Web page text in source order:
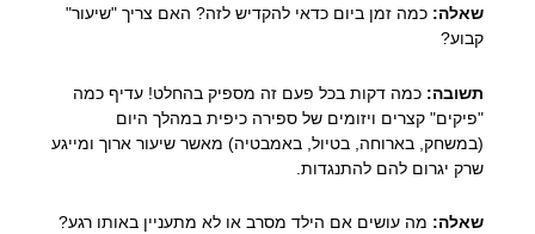
שאלה: כמה זמן ביום כדאי להקדיש לזה? האם צריך "שיעור"
קבוע?
תשובה: כמה דקות בכל פעם זה מספיק בהחלט! עדיף כמה
"פיקים" קצרים ויזומים של ספירה כיפית במהלך היום
(במשחק, בארוחה, בטיול, באמבטיה) מאשר שיעור ארוך ומייגע
שרק יגרום להם להתנגדות.
שאלה: מה עושים אם הילד מסרב או לא מתעניין באותו רגע?